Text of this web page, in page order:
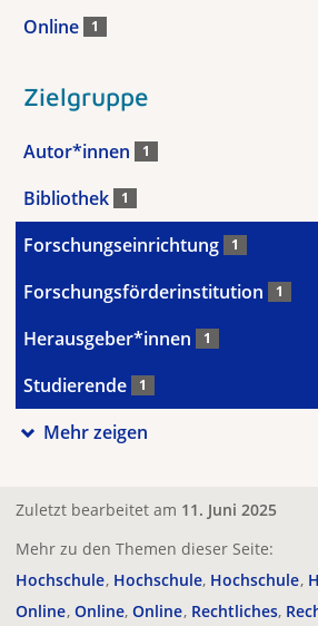
Online 1
Zielgruppe
Autor*innen 1
Bibliothek 1
Forschungseinrichtung 1
Forschungsförderinstitution 1
Herausgeber*innen 1
Studierende 1
Mehr zeigen
Zuletzt bearbeitet am 11. Juni 2025
Mehr zu den Themen dieser Seite:
Hochschule Hochschule Hochschule
Online Online Online Rechtliches